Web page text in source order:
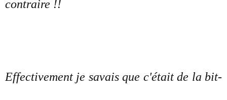
contraire !!
Effectivement je savais que c'était de la bit-